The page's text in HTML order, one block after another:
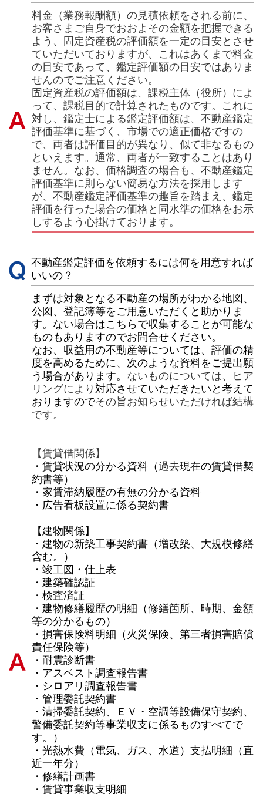
料金（業務報酬額）の見積依頼をされる前に、
お客さまご自身でおおよその金額を把握できる
よう、固定資産税の評価額を一定の目安とさせ
ていただいておりますが、これはあくまで料金
の目安であって、鑑定評価額の目安ではありま
せんのでご注意ください。
固定資産税の評価額は、課税主体（役所）によ
って、課税目的で計算されたものです。これに
対し、鑑定士による鑑定評価額は、不動産鑑定
評価基準に基づく、市場での適正価格ですの
で、両者は評価目的が異なり、似て非なるもの
といえます。通常、両者が一致することはあり
ません。なお、価格調査の場合も、不動産鑑定
評価基準に則らない簡易な方法を採用します
が、不動産鑑定評価基準の趣旨を踏まえ、鑑定
評価を行った場合の価格と同水準の価格をお示
しするよう心掛けております。
不動産鑑定評価を依頼するには何を用意すれば
いいの？
まずは対象となる不動産の場所がわかる地図、
公図、登記簿等をご用意いただくと助かりま
す。ない場合はこちらで収集することが可能な
ものもありますのでお問合せください。
なお、収益用の不動産等については、評価の精
度を高めるために、次のような資料をご提出願
う場合があります。 ないものについては、
ヒア
リングにより 対応させていただきたいと考えて
おりますのでその旨お知らせいただければ結構
です。
【賃貸借関係】
・賃貸状況の分かる資料（過去現在の賃貸借契
約書等）
・家賃滞納履歴の有無の分かる資料
・広告看板設置に係る契約書
【建物関係】
・建物の新築工事契約書（増改築、大規模修繕
含む。）
・竣工図・仕上表
・建築確認証
・検査済証
・建物修繕履歴の明細（修繕箇所、時期、金額
等の分かるもの）
・損害保険料明細（火災保険、第三者損害賠償
責任保険等）
・耐震診断書
・アスベスト調査報告書
・シロアリ調査報告書
・管理委託契約書
・清掃委託契約、ＥＶ・空調等設備保守契約、
警備委託契約等事業収支に係るものすべてで
す。）
・光熱水費（電気、ガス、水道）支払明細（直
近一年分）
・修繕計画書
・賃貸事業収支明細